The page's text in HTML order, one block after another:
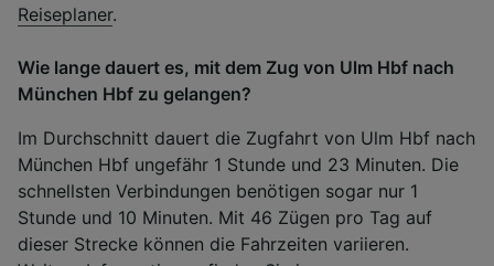
Reiseplaner.
Wie lange dauert es, mit dem Zug von Ulm Hbf nach
München Hbf zu gelangen?
Im Durchschnitt dauert die Zugfahrt von Ulm Hbf nach
München Hbf ungefähr 1 Stunde und 23 Minuten. Die
schnellsten Verbindungen benötigen sogar nur 1
Stunde und 10 Minuten. Mit 46 Zügen pro Tag auf
dieser Strecke können die Fahrzeiten variieren.